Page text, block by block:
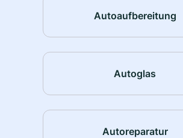
Autoaufbereitung
Autoglas
Autoreparatur